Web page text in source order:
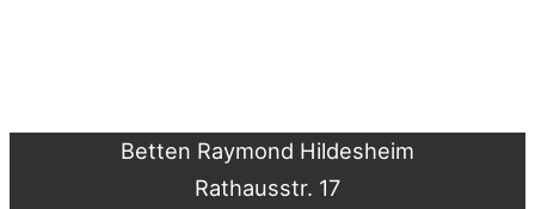
Betten Raymond Hildesheim
Rathausstr. 17